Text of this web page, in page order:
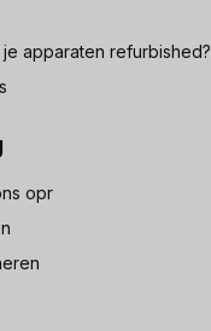
apparaten refurbished?
opr